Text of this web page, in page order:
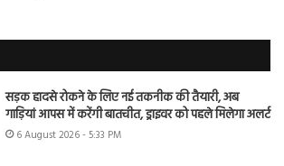
सड़क हादसे रोकने के लिए नई तकनीक की तैयारी, अब
गाड़ियां आपस में करेंगी बातचीत, ड्राइवर को पहले मिलेगा अलर्ट
6 August 2026 - 5:33 PM